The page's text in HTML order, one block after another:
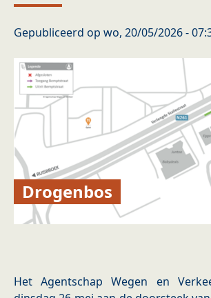
Gepubliceerd op wo, 20/05/2026 -
Drogenbos
Het Agentschap Wegen en